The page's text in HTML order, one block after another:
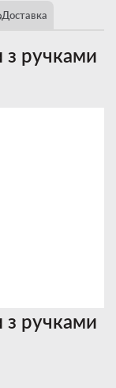
Доставка
з ручками
з ручками